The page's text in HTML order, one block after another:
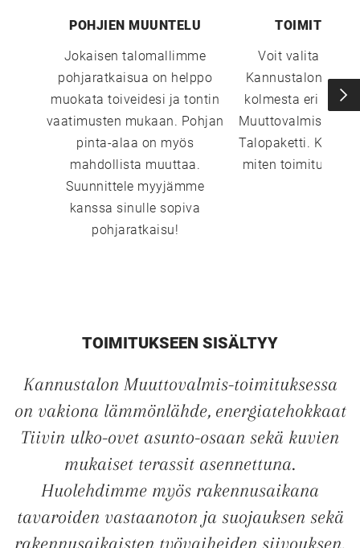
POHJIEN MUUNTELU
Jokaisen talomallimme
pohjaratkaisua on helppo
muokata toiveidesi ja tontin
vaatimusten mukaan. Pohjan
pinta-alaa on myös
mahdollista muuttaa.
Suunnittele myyjämme
kanssa sinulle sopiva
pohjaratkaisu!
Voit valita
Kannustalon
kolmesta eri
Muuttovalmis,
Talopaketti. Katso
miten
TOIMITUKSEEN SISÄLTYY
Kannustalon Muuttovalmis-toimituksessa
on vakiona lämmönlähde, energiatehokkaat
Tiivin ulko-ovet asunto-osaan sekä kuvien
mukaiset terassit asennettuna.
Huolehdimme myös rakennusaikana
tavaroiden vastaanoton ja suojauksen sekä
rakennusaikaisten työvaiheiden siivouksen.